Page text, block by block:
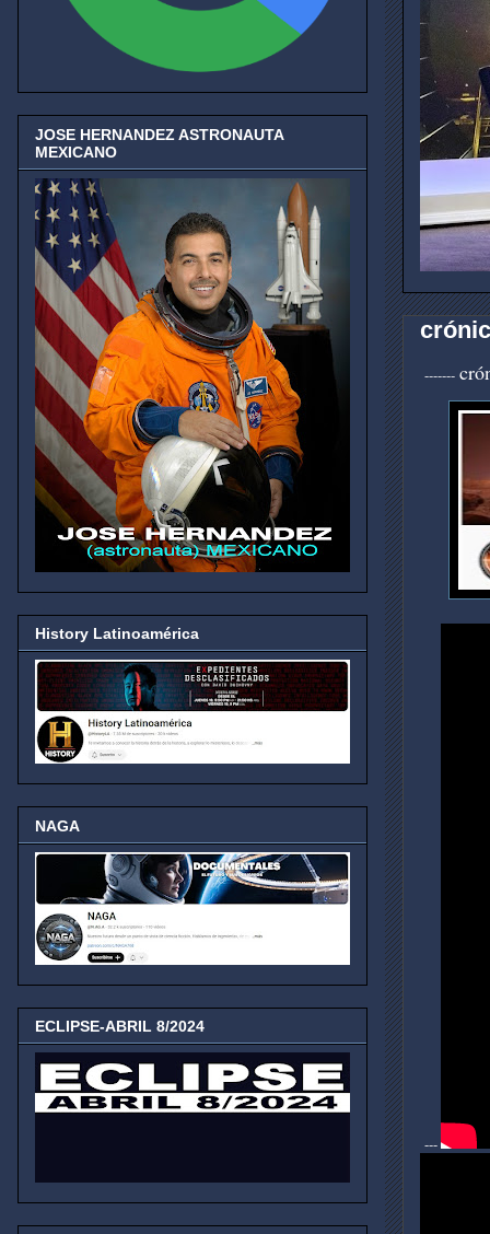
-------
---
JOSE HERNANDEZ ASTRONAUTA
MEXICANO
History Latinoamérica
NAGA
ECLIPSE-ABRIL 8/2024